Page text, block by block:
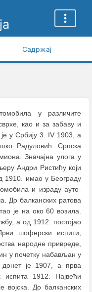
Садржај
у различите
као и за забаву и
у Србију 3. IV 1903, a
Радуловић. Српска
Значајна улога у
Андри Ристићу који
1910. имао у Београду
и израду ауто-
До балканских ратова
је на око 60 возила.
а од 1912. постојао
шоферски испити,
народне привреде,
у почетку набављан у
донет је 1907, а прва
1912. Највећи
војска. До балканских